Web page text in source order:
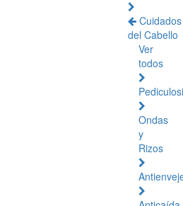
Cuidados
del Cabello
Ver
todos
Ondas
y
Rizos